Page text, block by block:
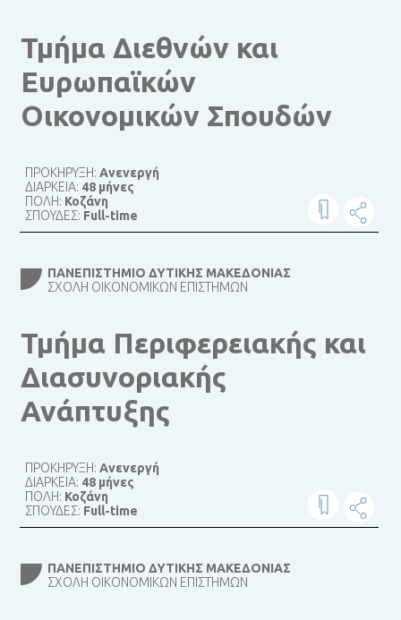
Τμήμα Διεθνών και
Ευρωπαϊκών
Οικονομικών Σπουδών
ΠΡΟΚΗΡΥΞΗ:Ανενεργή
ΔΙΑΡΚΕΙΑ: 48 μήνες
ΠΟΛΗ: Κοζάνη
ΣΠΟΥΔΕΣ: Full-time
ΠΑΝΕΠΙΣΤΉΜΙΟ ΔΥΤΙΚΉΣ ΜΑΚΕΔΟΝΊΑΣ
ΣΧΟΛΉ ΟΙΚΟΝΟΜΙΚΏΝ ΕΠΙΣΤΗΜΏΝ
Τμήμα Περιφερειακής και
Διασυνοριακής
Ανάπτυξης
ΠΡΟΚΗΡΥΞΗ:Ανενεργή
ΔΙΑΡΚΕΙΑ: 48 μήνες
ΠΟΛΗ: Κοζάνη
ΣΠΟΥΔΕΣ: Full-time
ΠΑΝΕΠΙΣΤΉΜΙΟ ΔΥΤΙΚΉΣ ΜΑΚΕΔΟΝΊΑΣ
ΣΧΟΛΉ ΟΙΚΟΝΟΜΙΚΏΝ ΕΠΙΣΤΗΜΏΝ